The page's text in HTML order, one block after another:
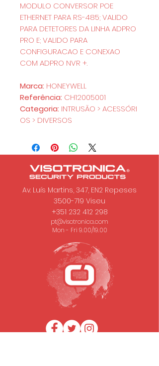
MODULO CONVERSOR POE
ETHERNET PARA RS-485; VALIDO
PARA DETETORES DA LINHA ADPRO
PRO E; VALIDO PARA
CONFIGURACAO E CONEXAO
COM ADPRO NVR +.
Marca: HONEYWELL
Referência: CH12005001
Categoria: INTRUSÃO > ACESSÓRI
OS > DIVERSOS
Av. Luís Martins, 347, EN2 Repeses
3500-719 Viseu
+351 232 412 298
pt@visotronica.com
Mon - Fri 9.00/19.00